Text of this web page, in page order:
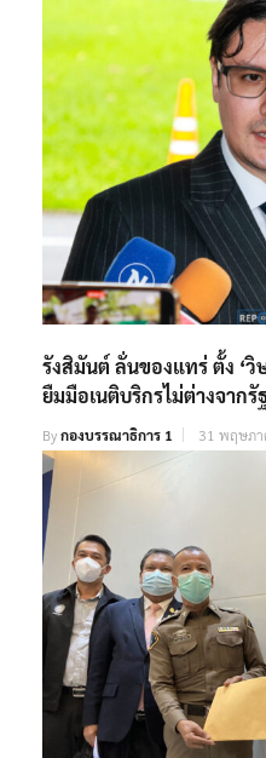
รังสิมันต์ ลั่นของแทร่ ตั้ง ‘
ยืมมือเนติบริกรไม่ต่างจาก
Byกองบรรณาธิการ 1 31 พฤษภ